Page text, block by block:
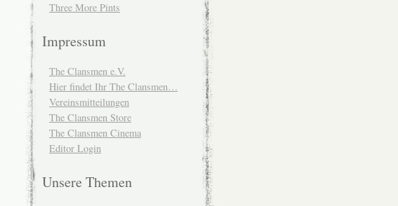
Three More Pints
Impressum
The Clansmen e.V.
Hier findet Ihr The Clansmen…
Vereinsmitteilungen
The Clansmen Store
The Clansmen Cinema
Editor Login
Unsere Themen